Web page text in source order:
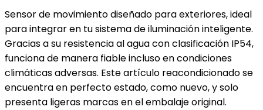
Sensor de movimiento diseñado para exteriores, ideal
para integrar en tu sistema de iluminación inteligente.
Gracias a su resistencia al agua con clasificación IP54,
funciona de manera fiable incluso en condiciones
climáticas adversas. Este artículo reacondicionado se
encuentra en perfecto estado, como nuevo, y solo
presenta ligeras marcas en el embalaje original.